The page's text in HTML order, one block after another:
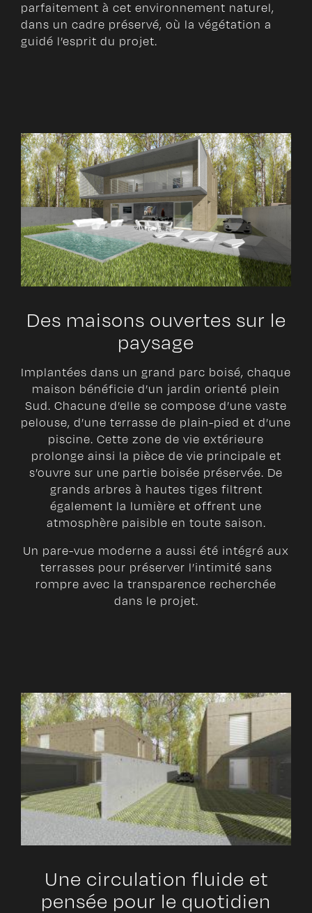
parfaitement à cet environnement naturel,
dans un cadre préservé, où la végétation a
guidé l’esprit du projet.
Des maisons ouvertes sur le
paysage
Implantées dans un grand parc boisé, chaque
maison bénéficie d’un jardin orienté plein
Sud. Chacune d’elle se compose d’une vaste
pelouse, d’une terrasse de plain-pied et d’une
piscine. Cette zone de vie extérieure
prolonge ainsi la pièce de vie principale et
s’ouvre sur une partie boisée préservée. De
grands arbres à hautes tiges filtrent
également la lumière et offrent une
atmosphère paisible en toute saison.
Un pare-vue moderne a aussi été intégré aux
terrasses pour préserver l’intimité sans
rompre avec la transparence recherchée
dans le projet.
Une circulation fluide et
pensée pour le quotidien